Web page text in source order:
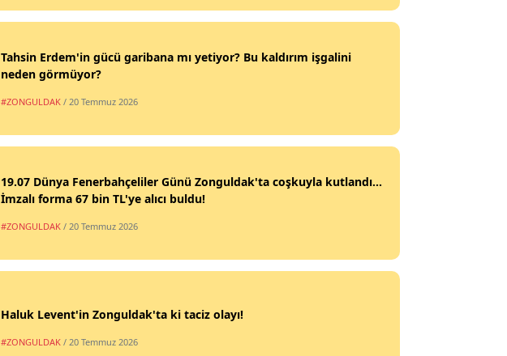
Tahsin Erdem'in gücü garibana mı yetiyor? Bu kaldırım işgalini
neden görmüyor?
#ZONGULDAK / 20 Temmuz 2026
19.07 Dünya Fenerbahçeliler Günü Zonguldak'ta coşkuyla kutlandı...
İmzalı forma 67 bin TL'ye alıcı buldu!
#ZONGULDAK / 20 Temmuz 2026
Haluk Levent'in Zonguldak'ta ki taciz olayı!
#ZONGULDAK / 20 Temmuz 2026